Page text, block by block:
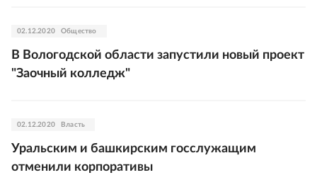
02.12.2020 Общество
В Вологодской области запустили новый проект
"Заочный колледж"
02.12.2020 Власть
Уральским и башкирским госслужащим
отменили корпоративы